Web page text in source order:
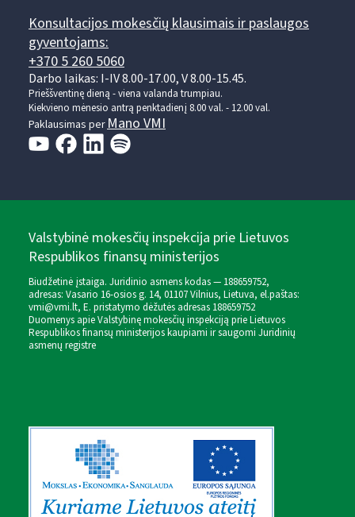
Konsultacijos mokesčių klausimais ir paslaugos
gyventojams:
+370 5 260 5060
Darbo laikas: I-IV 8.00-17.00, V 8.00-15.45.
Prieššventinę dieną - viena valanda trumpiau.
Kiekvieno mėnesio antrą penktadienį 8.00 val. - 12.00 val.
Paklausimas perMano VMI
Valstybinė mokesčių inspekcija prie Lietuvos
Respublikos finansų ministerijos
Biudžetinė įstaiga. Juridinio asmens kodas — 188659752,
adresas: Vasario 16-osios g. 14, 01107 Vilnius, Lietuva, el.paštas:
vmi@vmi.lt, E. pristatymo dėžutės adresas 188659752
Duomenys apie Valstybinę mokesčių inspekciją prie Lietuvos
Respublikos finansų ministerijos kaupiami ir saugomi Juridinių
asmenų registre